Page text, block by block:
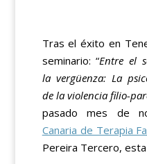
Tras el éxito en
seminario: “Entre el
la vergüenza: La
de la violencia filio-
pasado mes de
Canaria de Terapia
Pereira Tercero,